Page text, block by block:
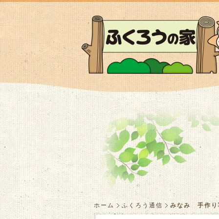
ホーム ふくろう通信 みなみ 手作り